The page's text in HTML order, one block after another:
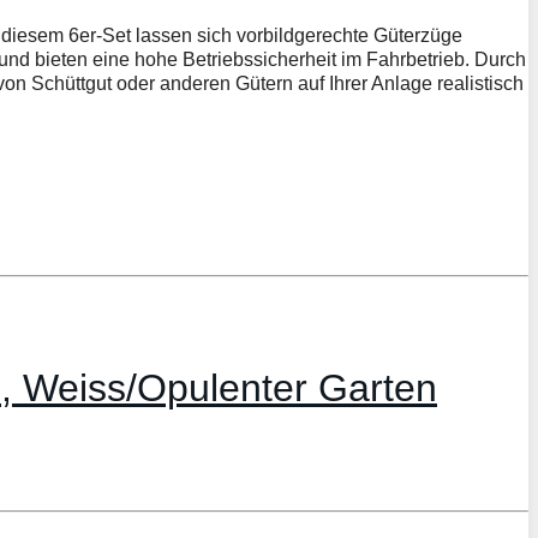
6er-Set lassen sich vorbildgerechte Güterzüge
bieten eine hohe Betriebssicherheit im Fahrbetrieb. Durch
Schüttgut oder anderen Gütern auf Ihrer Anlage realistisch
Weiss/Opulenter Garten